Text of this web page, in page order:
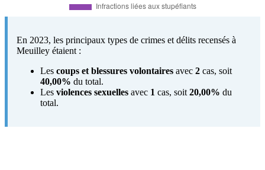
En 2023, les principaux types de crimes et délits recensés à
Meuilley étaient :
Les coups et blessures volontaires avec 2 cas, soit
40,00% du total.
Les violences sexuelles avec 1 cas, soit 20,00% du
total.